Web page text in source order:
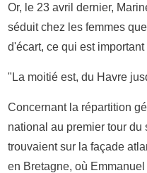
Or, le 23 avril dernier,
séduit chez les femmes
d'écart, ce qui est
"La moitié est, du Havre
Concernant la répartition
national au premier tour
trouvaient sur la façade
en Bretagne, où